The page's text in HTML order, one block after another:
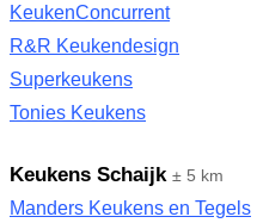
KeukenConcurrent
R&R Keukendesign
Superkeukens
Tonies Keukens
Keukens Schaijk ± 5 km
Manders Keukens en Tegels